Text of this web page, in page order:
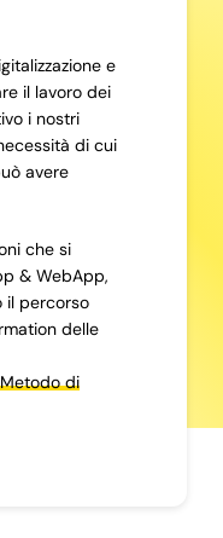
e
il lavoro dei
i nostri
di cui
avere
che si
& WebApp,
il percorso
delle
di